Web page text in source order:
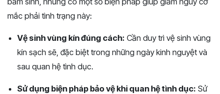
mắc phải tình trạng này:
Vệ sinh vùng kín đúng cách: Cần duy trì vệ sinh vùng
kín sạch sẽ, đặc biệt trong những ngày kinh nguyệt và
sau quan hệ tình dục.
Sử dụng biện pháp bảo vệ khi quan hệ tình dục: Sử